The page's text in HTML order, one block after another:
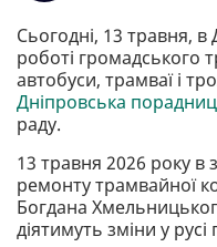
Сьогодні, 13 травня, в
роботі громадського
автобуси, трамваї і
Дніпровська
раду.
13 травня 2026 року
ремонту трамвайної
Богдана
діятимуть зміни у